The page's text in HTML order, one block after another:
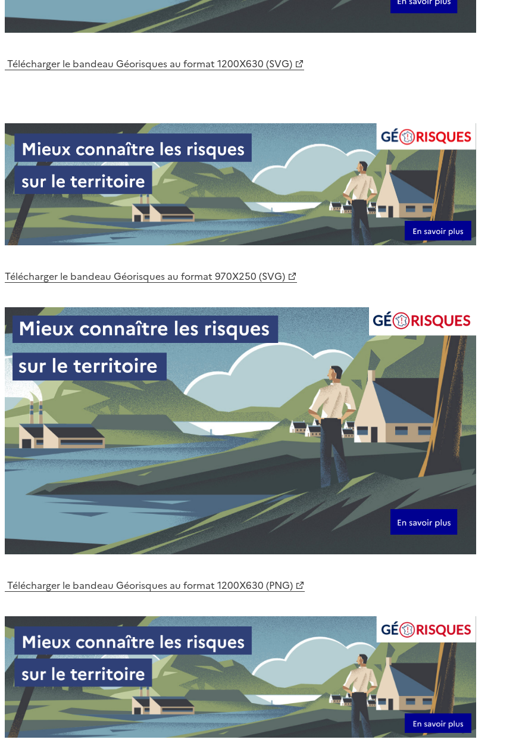
Télécharger le bandeau Géorisques au format 1200X630 (SVG)
Télécharger le bandeau Géorisques au format 970X250 (SVG)
Télécharger le bandeau Géorisques au format 1200X630 (PNG)